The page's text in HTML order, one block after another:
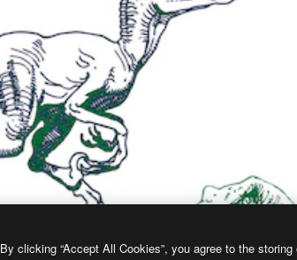
By clicking “Accept All Cookies”, you agree to the